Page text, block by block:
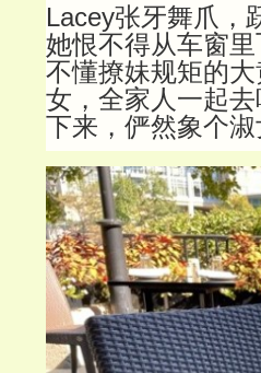
Lacey张牙舞爪，
她恨不得从车窗
不懂撩妹规矩的
女，全家人一起
下来，俨然象个淑